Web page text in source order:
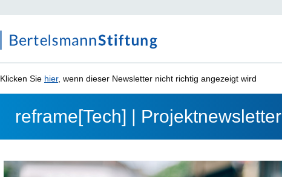
Klicken Sie hier, wenn dieser Newsletter nicht richtig angezeigt wird
reframe[Tech] | Projektnewsletter